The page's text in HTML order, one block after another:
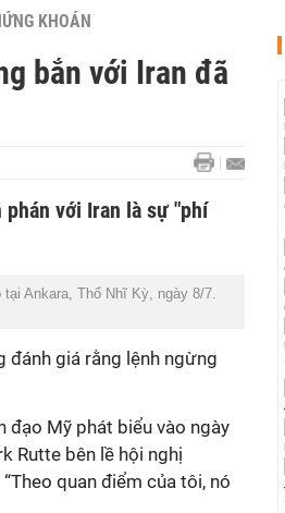
KHOÁN
bắn với Iran đã
phán với Iran là sự "phí
Ankara, Thổ Nhĩ Kỳ, ngày 8/7.
đánh giá rằng lệnh ngừng
đạo Mỹ phát biểu vào ngày
Rutte bên lề hội nghị
quan điểm của tôi, nó